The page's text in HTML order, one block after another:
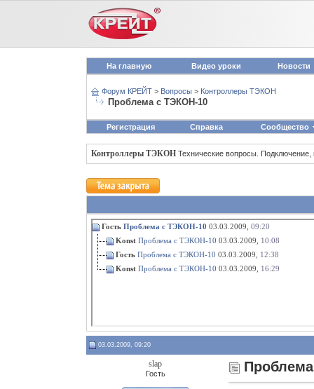
На главную Видео уроки Новости
Форум КРЕЙТ > Вопросы > Контроллеры ТЭКОН
Проблема с ТЭКОН-10
Регистрация Справка Сообщество
Контроллеры ТЭКОН Технические вопросы.
Гость Проблема с ТЭКОН-10 03.03.2009, 09:20
Konst Проблема с ТЭКОН-10 03.03.2009, 10:08
Гость Проблема с ТЭКОН-10 03.03.2009, 12:38
Konst Проблема с ТЭКОН-10 03.03.2009, 16:29
03.03.2009, 09:20
slap
Гость